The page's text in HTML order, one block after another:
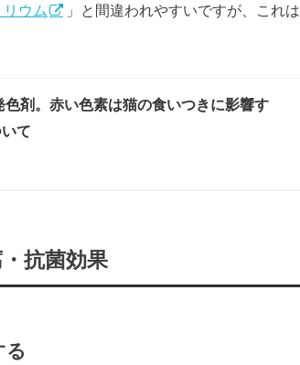
ウム
」と間違われやすいですが、これは
色剤。赤い色素は猫の食いつきに影響す
て
抗菌効果
る